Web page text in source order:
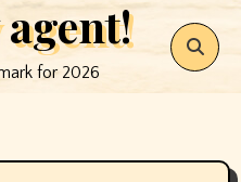
for 2026